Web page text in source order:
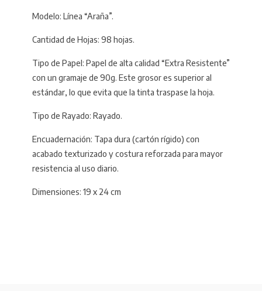
Modelo: Línea “Araña”.
Cantidad de Hojas: 98 hojas.
Tipo de Papel: Papel de alta calidad “Extra Resistente”
con un gramaje de 90g. Este grosor es superior al
estándar, lo que evita que la tinta traspase la hoja.
Tipo de Rayado: Rayado.
Encuadernación: Tapa dura (cartón rígido) con
acabado texturizado y costura reforzada para mayor
resistencia al uso diario.
Dimensiones: 19 x 24 cm